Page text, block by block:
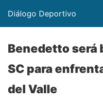
Diálogo Deportivo
Benedetto será
SC para
del Valle